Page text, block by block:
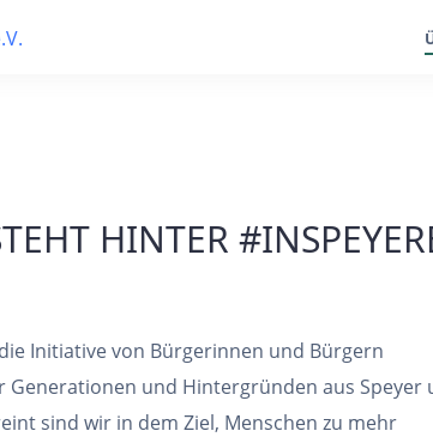
HINTER
die Initiative von Bürgerinnen und Bürgern
Generationen und Hintergründen aus Speyer
sind wir in dem Ziel, Menschen zu mehr